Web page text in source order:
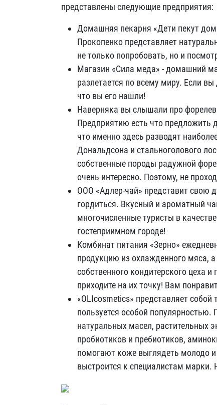
представлены следующие предприятия:
Домашняя пекарня «Дети пекут
Прокопенко представляет
не только попробовать, но и
Магазин «Сила меда» - домашний
разлетается по всему миру. Если
что вы его нашли!
Наверняка вы слышали про
Предприятию есть что
что именно здесь разводят
Дональдсона и стальноголового
собственные породы радужной
очень интересно. Поэтому, не
ООО «Адлер-чай» представит
гордиться. Вкусный и ароматный
многочисленные туристы в
гостеприимном городе!
Комбинат питания «Зерно»
продукцию из охлажденного мяса,
собственного кондитерского цеха
приходите на их точку! Вам
«OLIcosmetics» представляет
пользуется особой
натуральных масел, растительных
пробиотиков и пребиотиков,
помогают коже выглядеть молодо
выстроится к специалистам марки.